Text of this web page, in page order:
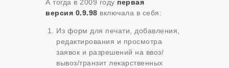
А тогда в 2009 году первая
версия 0.9.98 включала в себя:
Из форм для печати, добавления,
редактирования и просмотра
заявок и разрешений на ввоз/
вывоз/транзит лекарственных